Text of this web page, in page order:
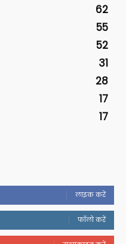
62
55
52
31
28
17
17
लाइक करें
फॉलो करें